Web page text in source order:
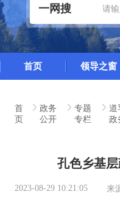
一网搜
首页 领导之窗
首
页
政务
公开
专题
专栏
道
政
孔色乡基
2023-08-29 10:21:05 来